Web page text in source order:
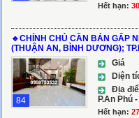
Hết hạn:
🔹CHÍNH CHỦ CẦN BÁN GẤP
(THUẬN AN, BÌNH DƯƠNG);
84
Giá
Diện
Địa
P.An Phú
Hết hạn: